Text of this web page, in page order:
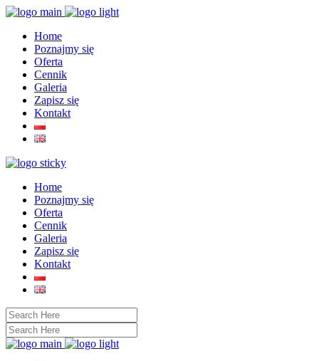
Home
Poznajmy się
Oferta
Cennik
Galeria
Zapisz się
Kontakt
Home
Poznajmy się
Oferta
Cennik
Galeria
Zapisz się
Kontakt